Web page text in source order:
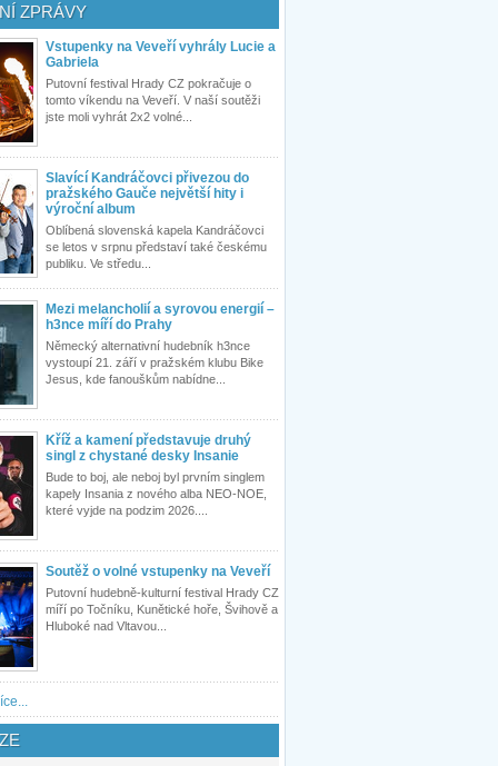
ZPRÁVY
Vstupenky na Veveří vyhrály Lucie a
Gabriela
Putovní festival Hrady CZ pokračuje o
tomto víkendu na Veveří. V naší soutěži
jste moli vyhrát 2x2 volné...
Slavící Kandráčovci přivezou do
pražského Gauče největší hity i
výroční album
Oblíbená slovenská kapela Kandráčovci
se letos v srpnu představí také českému
publiku. Ve středu...
Mezi melancholií a syrovou energií –
h3nce míří do Prahy
Německý alternativní hudebník h3nce
vystoupí 21. září v pražském klubu Bike
Jesus, kde fanouškům nabídne...
Kříž a kamení představuje druhý
singl z chystané desky Insanie
Bude to boj, ale neboj byl prvním singlem
kapely Insania z nového alba NEO-NOE,
které vyjde na podzim 2026....
Soutěž o volné vstupenky na Veveří
Putovní hudebně-kulturní festival Hrady CZ
míří po Točníku, Kunětické hoře, Švihově a
Hluboké nad Vltavou...